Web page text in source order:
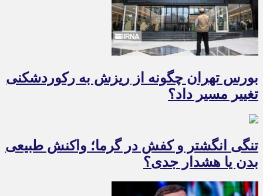
بورس تهران چگونه از ریزش به رکوردشکنی
تغییر مسیر داد؟
تنگی انگشتر و کفش در گرما؛ واکنش طبیعی
بدن یا هشدار جدی؟